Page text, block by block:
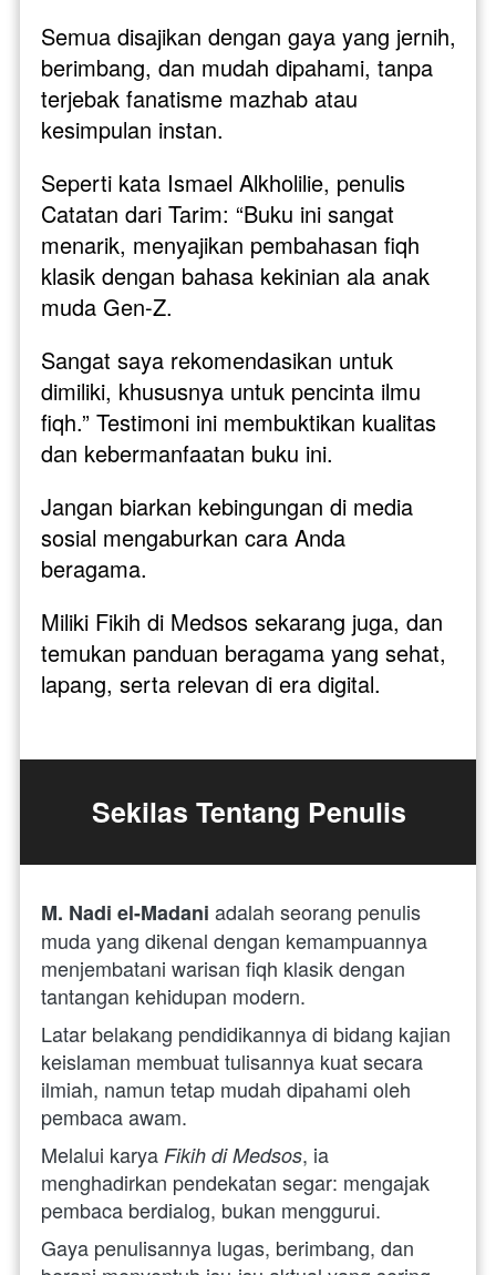
Semua disajikan dengan gaya yang jernih,
berimbang, dan mudah dipahami, tanpa
terjebak fanatisme mazhab atau
kesimpulan instan.
Seperti kata Ismael Alkholilie, penulis
Catatan dari Tarim: “Buku ini sangat
menarik, menyajikan pembahasan fiqh
klasik dengan bahasa kekinian ala anak
muda Gen-Z.
Sangat saya rekomendasikan untuk
dimiliki, khususnya untuk pencinta ilmu
fiqh.” Testimoni ini membuktikan kualitas
dan kebermanfaatan buku ini.
Jangan biarkan kebingungan di media
sosial mengaburkan cara Anda
beragama.
Miliki Fikih di Medsos sekarang juga, dan
temukan panduan beragama yang sehat,
lapang, serta relevan di era digital.
Sekilas Tentang Penulis
M. Nadi el-Madani adalah seorang penulis
muda yang dikenal dengan kemampuannya
menjembatani warisan fiqh klasik dengan
tantangan kehidupan modern.
Latar belakang pendidikannya di bidang kajian
keislaman membuat tulisannya kuat secara
ilmiah, namun tetap mudah dipahami oleh
pembaca awam.
Melalui karya Fikih di Medsos, ia
menghadirkan pendekatan segar: mengajak
pembaca berdialog, bukan menggurui.
Gaya penulisannya lugas, berimbang, dan